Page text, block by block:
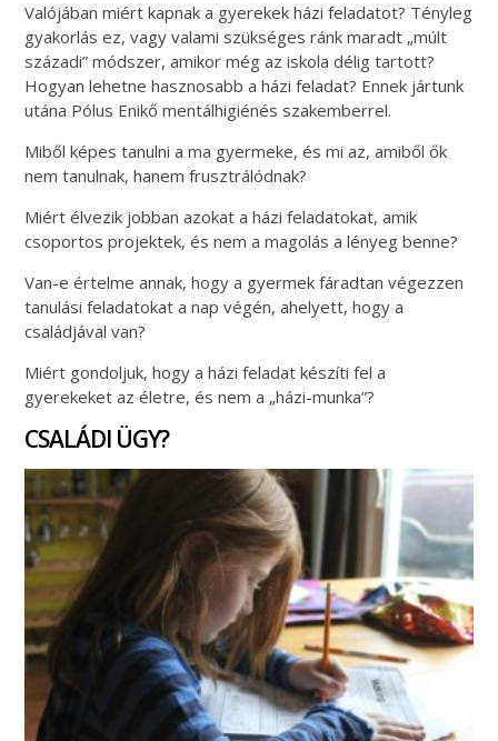
Valójában miért kapnak a gyerekek házi feladatot? Tényleg
gyakorlás ez, vagy valami szükséges ránk maradt „múlt
századi” módszer, amikor még az iskola délig tartott?
Hogyan lehetne hasznosabb a házi feladat? Ennek jártunk
utána Pólus Enikő mentálhigiénés szakemberrel.
Miből képes tanulni a ma gyermeke, és mi az, amiből ők
nem tanulnak, hanem frusztrálódnak?
Miért élvezik jobban azokat a házi feladatokat, amik
csoportos projektek, és nem a magolás a lényeg benne?
Van-e értelme annak, hogy a gyermek fáradtan végezzen
tanulási feladatokat a nap végén, ahelyett, hogy a
családjával van?
Miért gondoljuk, hogy a házi feladat készíti fel a
gyerekeket az életre, és nem a „házi-munka”?
CSALÁDI ÜGY?